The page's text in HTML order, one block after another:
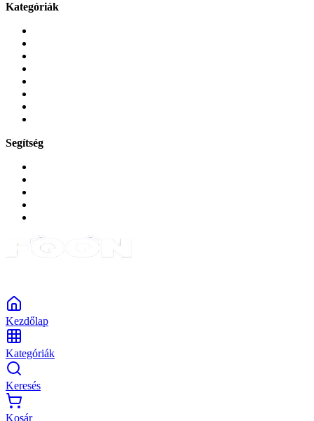
Kategóriák
Segítség
Kezdőlap
Kategóriák
Keresés
Kosár